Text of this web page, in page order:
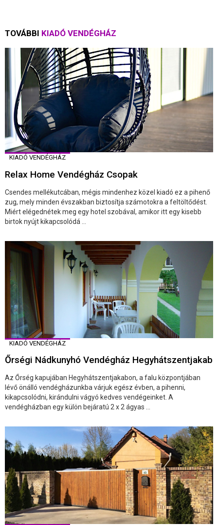
TOVÁBBI KIADÓ VENDÉGHÁZ
KIADÓ VENDÉGHÁZ
Relax Home Vendégház Csopak
Csendes mellékutcában, mégis mindenhez közel kiadó ez a pihenő
zug, mely minden évszakban biztosítja számotokra a feltöltődést.
Miért elégednétek meg egy hotel szobával, amikor itt egy kisebb
birtok nyújt kikapcsolódá ...
KIADÓ VENDÉGHÁZ
Őrségi Nádkunyhó Vendégház Hegyhátszentjakab
Az Őrség kapujában Hegyhátszentjakabon, a falu központjában
lévő önálló vendégházunkba várjuk egész évben, a pihenni,
kikapcsolódni, kirándulni vágyó kedves vendégeinket. A
vendégházban egy külön bejáratú 2 x 2 ágyas ...